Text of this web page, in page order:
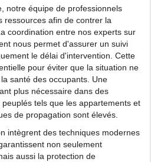
notre équipe de professionnels
ressources afin de contrer la
coordination entre nos experts sur
nous permet d'assurer un suivi
le délai d'intervention. Cette
pour éviter que la situation ne
santé des occupants. Une
plus nécessaire dans des
tels que les appartements et
de propagation sont élevés.
intègrent des techniques modernes
non seulement
aussi la protection de